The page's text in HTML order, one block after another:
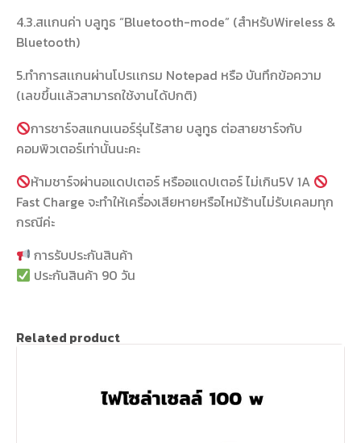
4.3.สเเกนค่า บลูทูธ “Bluetooth-mode” (สำหรับWireless &
Bluetooth)
5.ทำการสเเกนผ่านโปรเเกรม Notepad หรือ บันทึกข้อความ
(เลขขึ้นเเล้วสามารถใช้งานได้ปกติ)
การชาร์จสแกนเนอร์รุ่นไร้สาย บลูทูธ ต่อสายชาร์จกับ
คอมพิวเตอร์เท่านั้นนะคะ
ห้ามชาร์จผ่านอแดปเตอร์ หรืออแดปเตอร์ ไม่เกิน5V 1A
Fast Charge จะทำให้เครื่องเสียหายหรือไหม้ร้านไม่รับเคลมทุก
กรณีค่ะ
การรับประกันสินค้า
ประกันสินค้า 90 วัน
Related product